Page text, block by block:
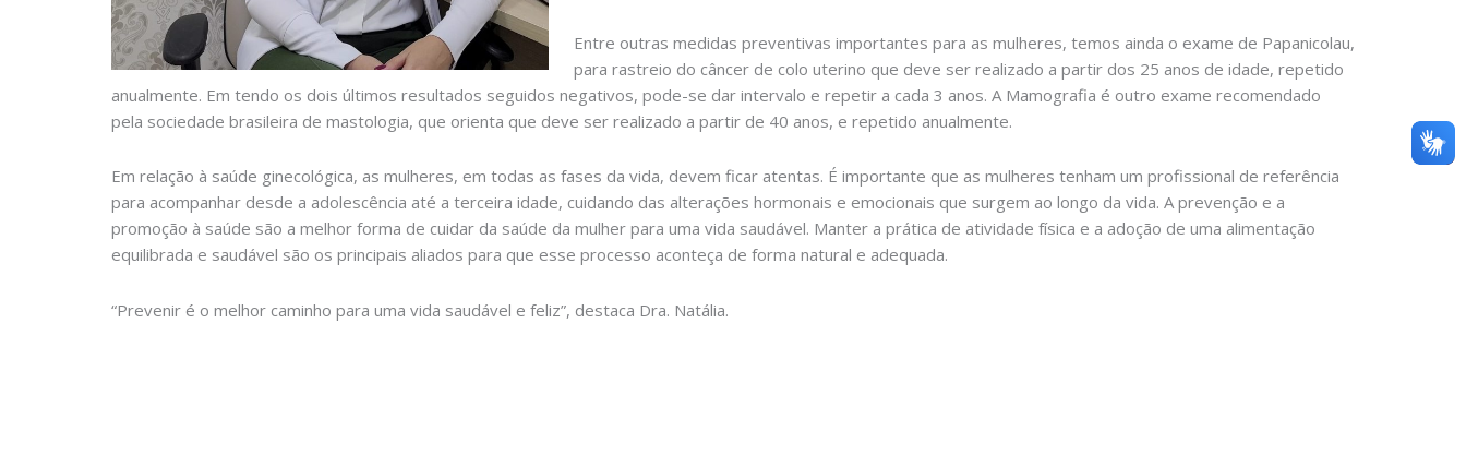
Entre outras medidas preventivas importantes para as mulheres, temos ainda o exame de Papanicolau,
para rastreio do câncer de colo uterino que deve ser realizado a partir dos 25 anos de idade, repetido
anualmente. Em tendo os dois últimos resultados seguidos negativos, pode-se dar intervalo e repetir a cada 3 anos. A Mamografia é outro exame recomendado
pela sociedade brasileira de mastologia, que orienta que deve ser realizado a partir de 40 anos, e repetido anualmente.
Em relação à saúde ginecológica, as mulheres, em todas as fases da vida, devem ficar atentas. É importante que as mulheres tenham um profissional de referência
para acompanhar desde a adolescência até a terceira idade, cuidando das alterações hormonais e emocionais que surgem ao longo da vida. A prevenção e a
promoção à saúde são a melhor forma de cuidar da saúde da mulher para uma vida saudável. Manter a prática de atividade física e a adoção de uma alimentação
equilibrada e saudável são os principais aliados para que esse processo aconteça de forma natural e adequada.
“Prevenir é o melhor caminho para uma vida saudável e feliz”, destaca Dra. Natália.